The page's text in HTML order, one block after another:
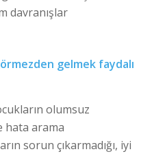
davranışlar
gelmek faydalı
olumsuz
hata arama
sorun çıkarmadığı, iyi